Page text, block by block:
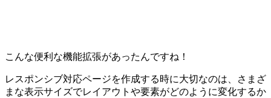
こんな便利な機能拡張があったんですね！
レスポンシブ対応ページを作成する時に大切なのは、さまざ
まな表示サイズでレイアウトや要素がどのように変化するか